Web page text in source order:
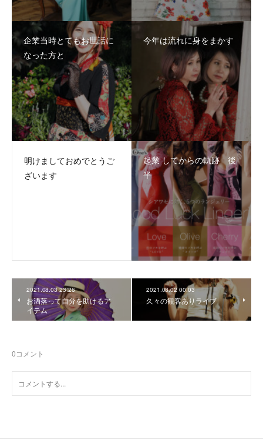
企業当時とてもお世話に
なった方と
今年は流れに身をまかす
明けましておめでとうご
ざいます
起業 してからの軌跡 後
半
2021.08.03 23:26
お洒落って自分を助けるア
イテム
2021.08.02 00:03
久々の観客ありライブ
0コメント